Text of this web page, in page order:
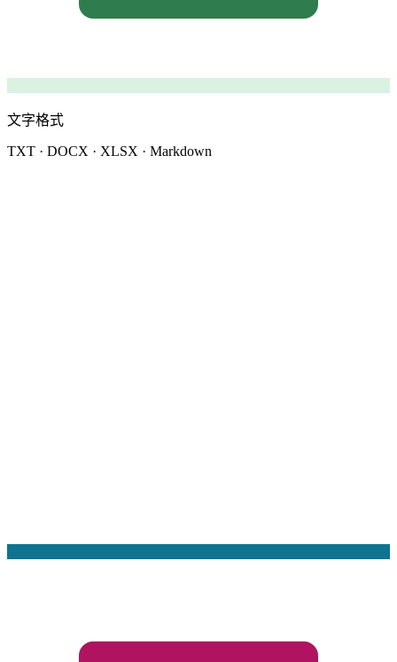
文字格式
TXT · DOCX · XLSX · Markdown